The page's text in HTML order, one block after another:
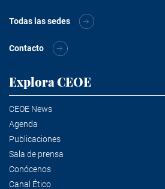
Todas las sedes
Contacto
Explora CEOE
CEOE News
Agenda
Publicaciones
Sala de prensa
Conócenos
Canal Ético